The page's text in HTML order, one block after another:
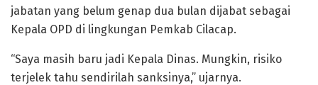
jabatan yang belum genap dua bulan dijabat sebagai
Kepala OPD di lingkungan Pemkab Cilacap.
“Saya masih baru jadi Kepala Dinas. Mungkin, risiko
terjelek tahu sendirilah sanksinya,” ujarnya.